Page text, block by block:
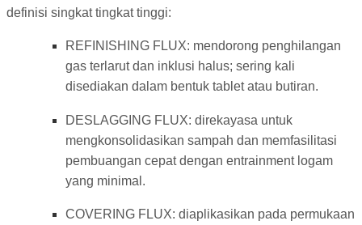
definisi singkat tingkat tinggi:
REFINISHING FLUX: mendorong penghilangan
gas terlarut dan inklusi halus; sering kali
disediakan dalam bentuk tablet atau butiran.
DESLAGGING FLUX: direkayasa untuk
mengkonsolidasikan sampah dan memfasilitasi
pembuangan cepat dengan entrainment logam
yang minimal.
COVERING FLUX: diaplikasikan pada permukaan